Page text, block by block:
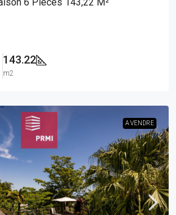
143.22
m2
A VENDRE